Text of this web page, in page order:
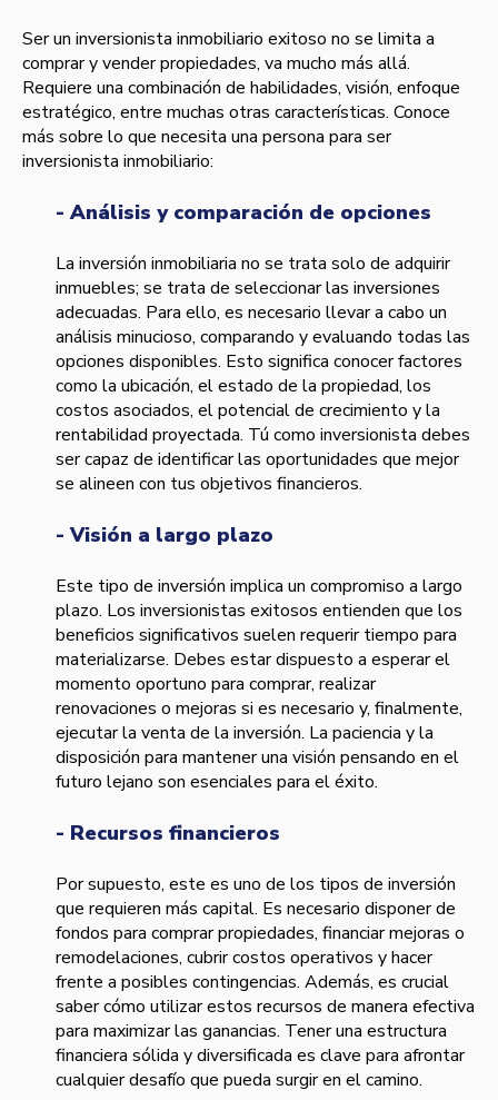
Ser un inversionista inmobiliario exitoso no se limita a
comprar y vender propiedades, va mucho más allá.
Requiere una combinación de habilidades, visión, enfoque
estratégico, entre muchas otras características. Conoce
más sobre lo que necesita una persona para ser
inversionista inmobiliario:
- Análisis y comparación de opciones
La inversión inmobiliaria no se trata solo de adquirir
inmuebles; se trata de seleccionar las inversiones
adecuadas. Para ello, es necesario llevar a cabo un
análisis minucioso, comparando y evaluando todas las
opciones disponibles. Esto significa conocer factores
como la ubicación, el estado de la propiedad, los
costos asociados, el potencial de crecimiento y la
rentabilidad proyectada. Tú como inversionista debes
ser capaz de identificar las oportunidades que mejor
se alineen con tus objetivos financieros.
- Visión a largo plazo
Este tipo de inversión implica un compromiso a largo
plazo. Los inversionistas exitosos entienden que los
beneficios significativos suelen requerir tiempo para
materializarse. Debes estar dispuesto a esperar el
momento oportuno para comprar, realizar
renovaciones o mejoras si es necesario y, finalmente,
ejecutar la venta de la inversión. La paciencia y la
disposición para mantener una visión pensando en el
futuro lejano son esenciales para el éxito.
- Recursos financieros
Por supuesto, este es uno de los tipos de inversión
que requieren más capital. Es necesario disponer de
fondos para comprar propiedades, financiar mejoras o
remodelaciones, cubrir costos operativos y hacer
frente a posibles contingencias. Además, es crucial
saber cómo utilizar estos recursos de manera efectiva
para maximizar las ganancias. Tener una estructura
financiera sólida y diversificada es clave para afrontar
cualquier desafío que pueda surgir en el camino.